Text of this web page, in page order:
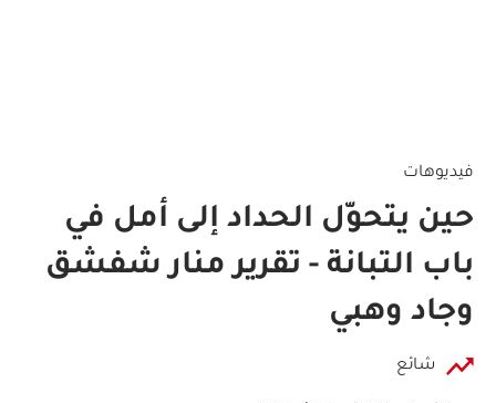
فيديوهات
حين يتحوّل الحداد إلى أمل في
باب التبانة - تقرير منار شفشق
وجاد وهبي
شائع